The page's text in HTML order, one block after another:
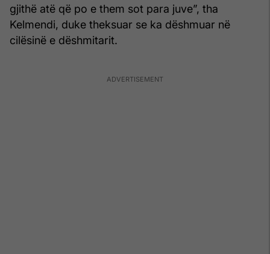
gjithë atë që po e them sot para juve”, tha
Kelmendi, duke theksuar se ka dëshmuar në
cilësinë e dëshmitarit.